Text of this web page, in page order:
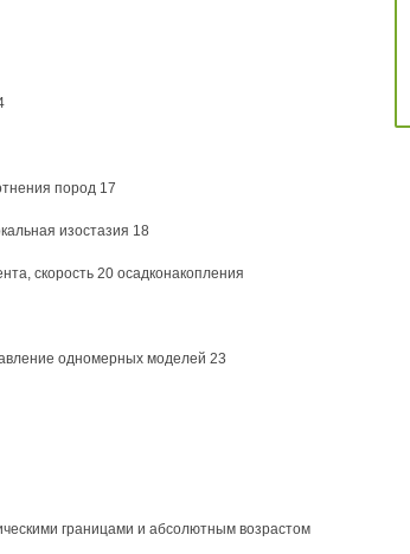
пород 17
изостазия 18
скорость 20 осадконакопления
одномерных моделей 23
границами и абсолютным возрастом